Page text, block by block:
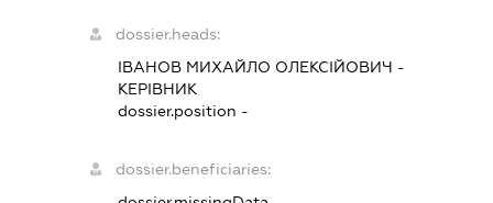
dossier.heads:
ІВАНОВ МИХАЙЛО ОЛЕКСІЙОВИЧ -
КЕРІВНИК
dossier.position -
dossier.beneficiaries: